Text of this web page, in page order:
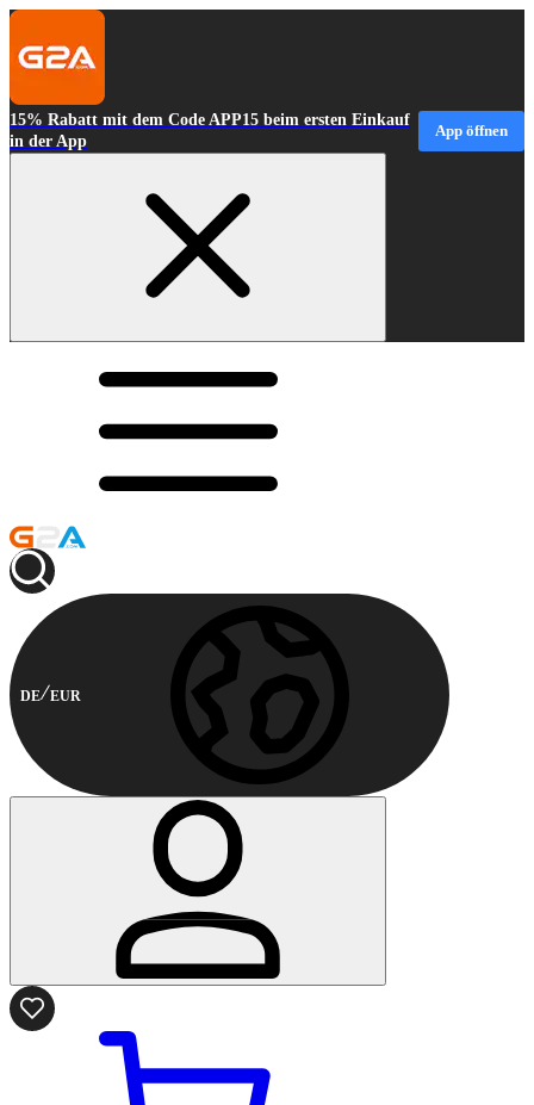
15% Rabatt mit dem Code APP15 beim ersten Einkauf
in der App
App öffnen
DE EUR